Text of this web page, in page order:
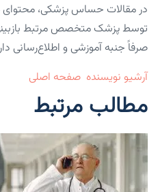
در مقالات حساس پزشکی، محتوای
توسط پزشک متخصص مرتبط
صرفاً جنبه آموزشی و اطلاع‌رسانی
آرشیو نویسنده صفحه اصلی
مطالب مرتبط